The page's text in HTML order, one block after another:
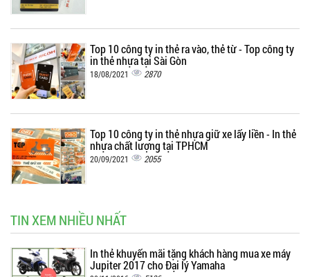
Top 10 công ty in thẻ ra vào, thẻ từ - Top công ty
in thẻ nhựa tại Sài Gòn
18/08/2021 2870
Top 10 công ty in thẻ nhựa giữ xe lấy liền - In thẻ
nhựa chất lượng tại TPHCM
20/09/2021 2055
TIN XEM NHIỀU NHẤT
In thẻ khuyến mãi tặng khách hàng mua xe máy
Jupiter 2017 cho Đại lý Yamaha